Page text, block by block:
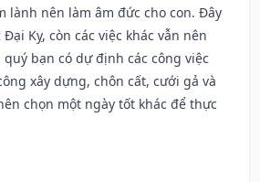
lành nên làm âm đức cho con. Đây
Kỵ, còn các việc khác vẫn nên
quý bạn có dự định các công việc
xây dựng, chôn cất, cưới gả và
chọn một ngày tốt khác để thực